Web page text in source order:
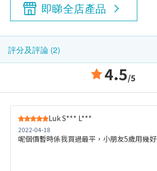
即睇全店產品
評分及評論 (2)
4.5/5
Luk S*** L***
2022-04-18
呢個價暫時係我買過最平，小朋友5歲用幾好